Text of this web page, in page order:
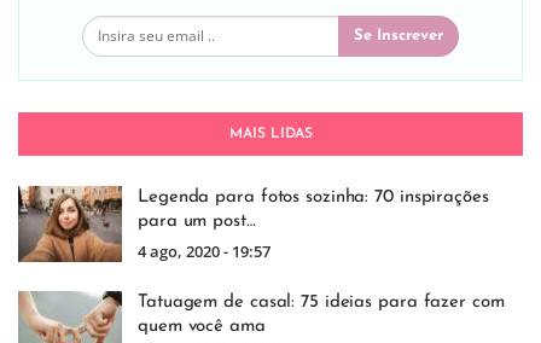
Se Inscrever
MAIS LIDAS
Legenda para fotos sozinha: 70 inspirações
para um post…
4 ago, 2020 - 19:57
Tatuagem de casal: 75 ideias para fazer com
quem você ama